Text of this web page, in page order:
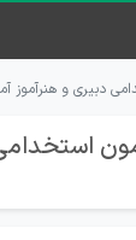
دبیری و هنرآموز